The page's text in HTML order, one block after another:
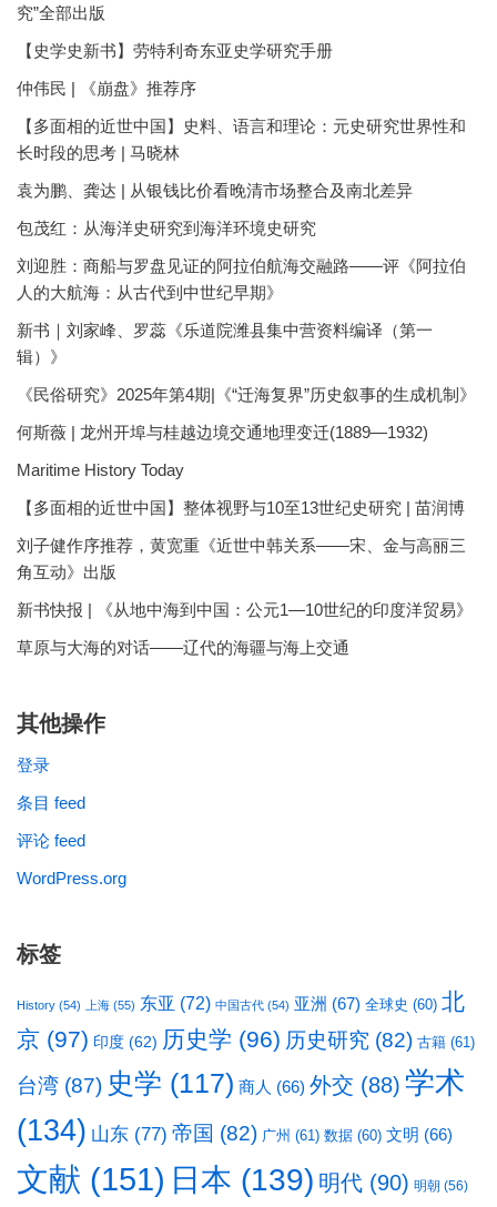
究”全部出版
【史学史新书】劳特利奇东亚史学研究手册
仲伟民 | 《崩盘》推荐序
【多面相的近世中国】史料、语言和理论：元史研究世界性和
长时段的思考 | 马晓林
袁为鹏、龚达 | 从银钱比价看晚清市场整合及南北差异
包茂红：从海洋史研究到海洋环境史研究
刘迎胜：商船与罗盘见证的阿拉伯航海交融路——评《阿拉伯
人的大航海：从古代到中世纪早期》
新书｜刘家峰、罗蕊《乐道院潍县集中营资料编译（第一
辑）》
《民俗研究》2025年第4期|《“迁海复界”历史叙事的生成机制》
何斯薇 | 龙州开埠与桂越边境交通地理变迁(1889—1932)
Maritime History Today
【多面相的近世中国】整体视野与10至13世纪史研究 | 苗润博
刘子健作序推荐，黄宽重《近世中韩关系——宋、金与高丽三
角互动》出版
新书快报 | 《从地中海到中国：公元1—10世纪的印度洋贸易》
草原与大海的对话——辽代的海疆与海上交通
其他操作
登录
条目 feed
评论 feed
WordPress.org
标签
History (54) 上海 (55) 东亚 (72) 中国古代 (54) 亚洲 (67) 全球史 (60) 北
京 (97) 印度 (62) 历史学 (96) 历史研究 (82) 古籍 (61)
台湾 (87) 史学 (117) 商人 (66) 外交 (88) 学术
(134) 山东 (77) 帝国 (82) 广州 (61) 数据 (60) 文明 (66)
文献 (151) 日本 (139) 明代 (90) 明朝 (56)